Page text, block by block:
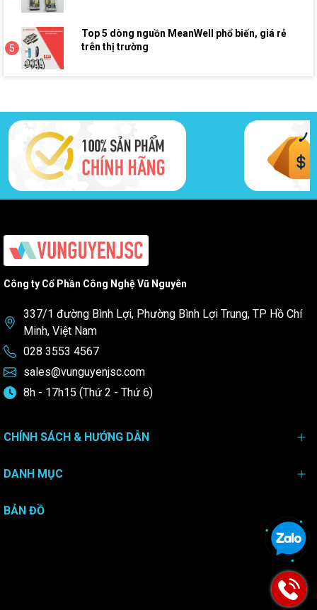
5
Top 5 dòng nguồn MeanWell phổ biến, giá rẻ
trên thị trường
Công ty Cổ Phần Công Nghệ Vũ Nguyên
337/1 đường Bình Lợi, Phường Bình Lợi Trung, TP Hồ Chí
Minh, Việt Nam
028 3553 4567
sales@vunguyenjsc.com
8h - 17h15 (Thứ 2 - Thứ 6)
CHÍNH SÁCH & HƯỚNG DẪN
DANH MỤC
BẢN ĐỒ